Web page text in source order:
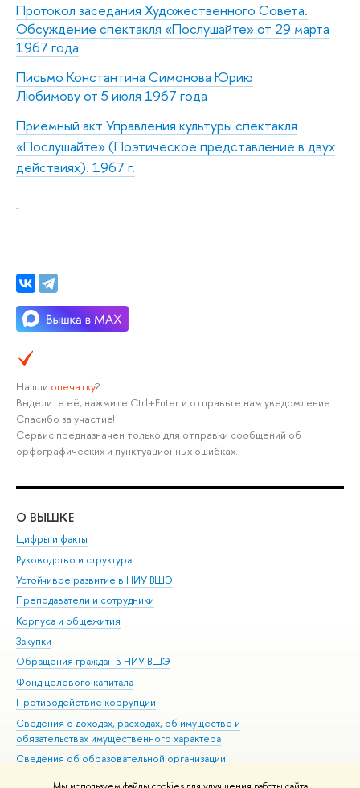
Протокол заседания Художественного Совета.
Обсуждение спектакля «Послушайте» от 29 марта
1967 года
Письмо Константина Симонова Юрию
Любимову от 5 июля 1967 года
Приемный акт Управления культуры спектакля
«Послушайте» (Поэтическое представление в двух
действиях). 1967 г.
Нашли опечатку?
Выделите её, нажмите Ctrl+Enter и отправьте нам уведомление.
Спасибо за участие!
Сервис предназначен только для отправки сообщений об
орфографических и пунктуационных ошибках.
О ВЫШКЕ
Цифры и факты
Руководство и структура
Устойчивое развитие в НИУ ВШЭ
Преподаватели и сотрудники
Корпуса и общежития
Закупки
Обращения граждан в НИУ ВШЭ
Фонд целевого капитала
Противодействие коррупции
Сведения о доходах, расходах, об имуществе и
обязательствах имущественного характера
Сведения об образовательной организации
Людям с ограниченными возможностями здоровья